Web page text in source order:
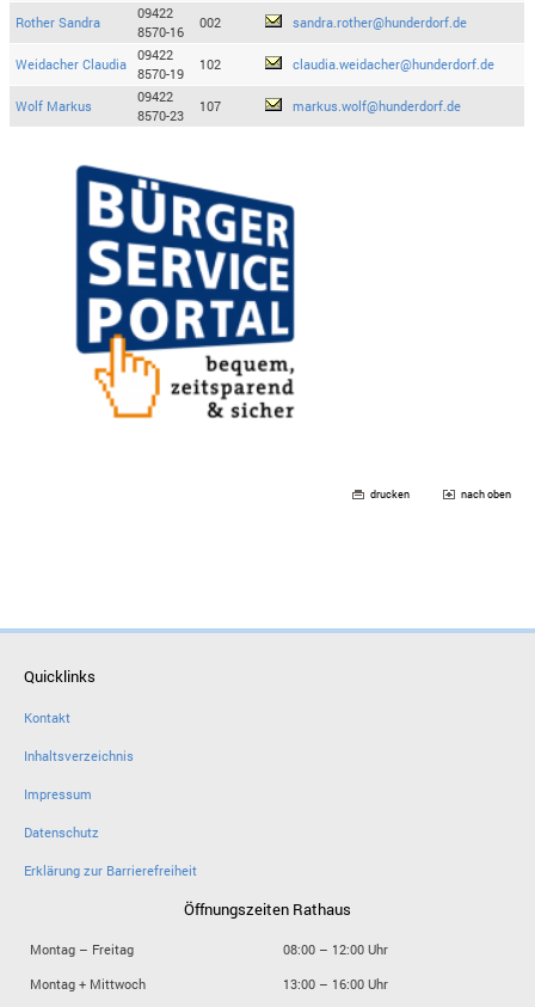
Rother Sandra
09422
8570-16
002 sandra.rother@hunderdorf.de
Weidacher Claudia
09422
8570-19
102 claudia.weidacher@hunderdorf.de
Wolf Markus
09422
8570-23
107 markus.wolf@hunderdorf.de
drucken nach oben
Quicklinks
Kontakt
Inhaltsverzeichnis
Impressum
Datenschutz
Erklärung zur Barrierefreiheit
Öffnungszeiten Rathaus
Montag – Freitag
08:00 – 12:00 Uhr
Montag + Mittwoch
13:00 – 16:00 Uhr